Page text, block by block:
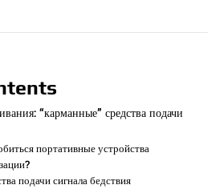
“карманные” средства подачи
портативные устройства
подачи сигнала бедствия